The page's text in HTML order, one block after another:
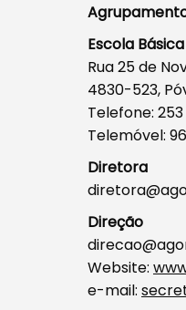
Escola
Rua 25 de
4830-523,
Telefone: 253
Telemóvel:
Diretora
Direção
Website:
e-mail: